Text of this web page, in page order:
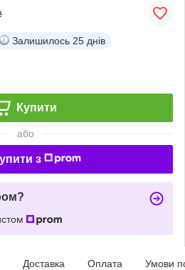
Залишилось 25 днів
Купити
або
з
Доставка Оплата Умови